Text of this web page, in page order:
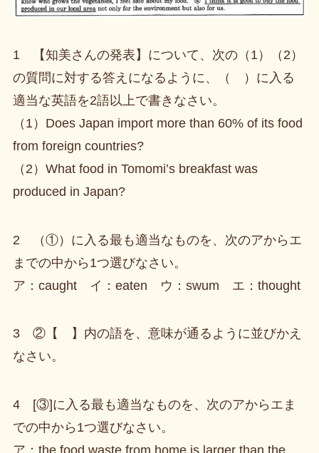
1 【知美さんの発表】について、次の（1）（2）
の質問に対する答えになるように、（ ）に入る
適当な英語を2語以上で書きなさい。
（1）Does Japan import more than 60% of its food
from foreign countries?
（2）What food in Tomomi’s breakfast was
produced in Japan?
2 （①）に入る最も適当なものを、次のアからエ
までの中から1つ選びなさい。
ア：caught イ：eaten ウ：swum エ：thought
3 ②【 】内の語を、意味が通るように並びかえ
なさい。
4 [③]に入る最も適当なものを、次のアからエま
での中から1つ選びなさい。